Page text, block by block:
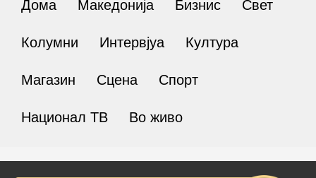
Дома Македонија Бизнис Свет
Колумни Интервјуа Култура
Магазин Сцена Спорт
Национал ТВ Во живо